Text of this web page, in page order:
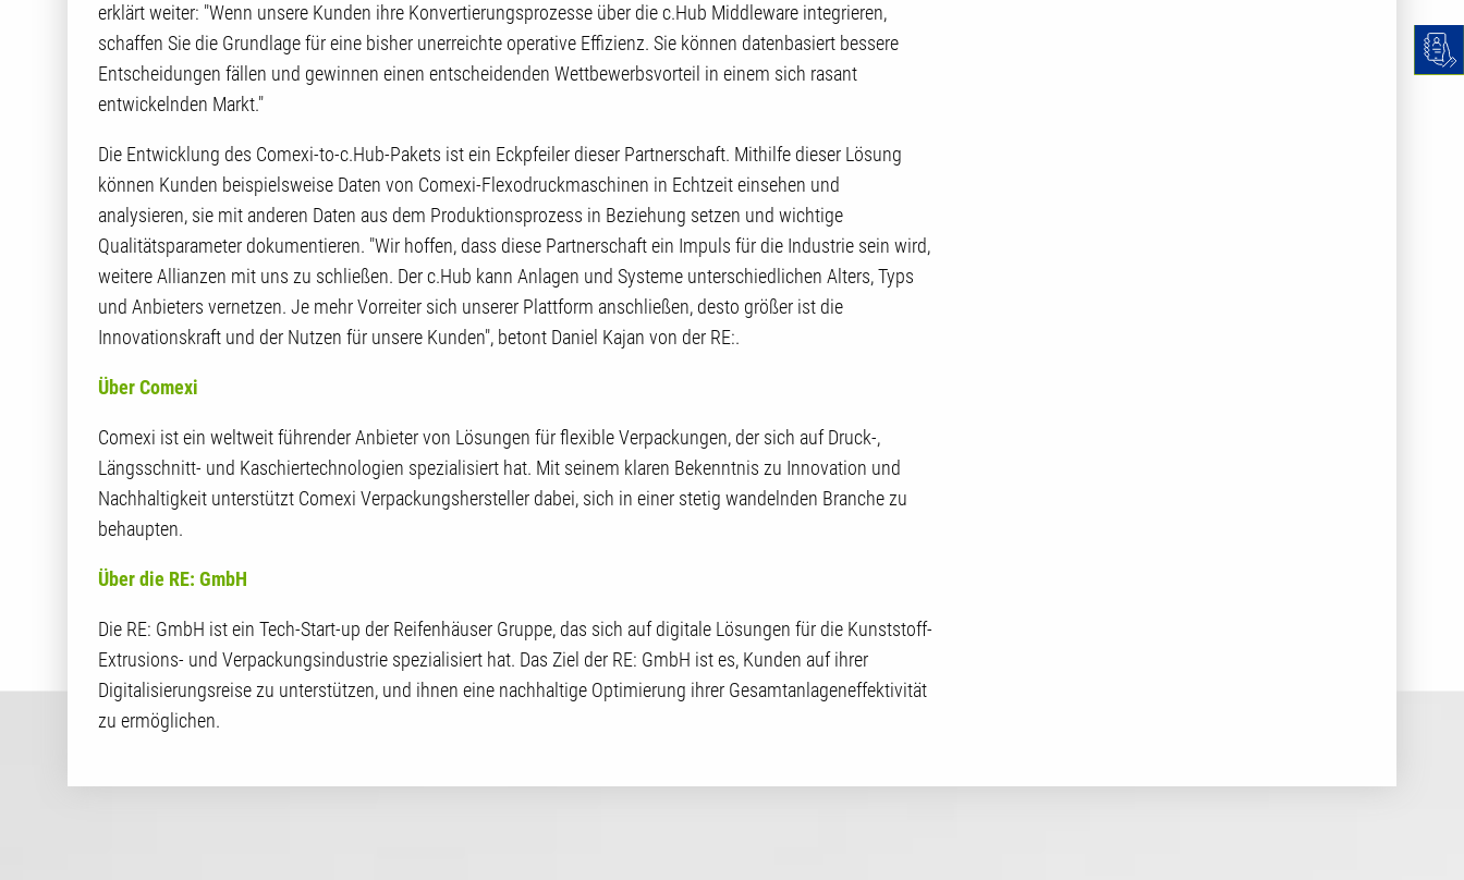
erklärt weiter: "Wenn unsere Kunden ihre Konvertierungsprozesse über die c.Hub Middleware integrieren,
schaffen Sie die Grundlage für eine bisher unerreichte operative Effizienz. Sie können datenbasiert bessere
Entscheidungen fällen und gewinnen einen entscheidenden Wettbewerbsvorteil in einem sich rasant
entwickelnden Markt."
Die Entwicklung des Comexi-to-c.Hub-Pakets ist ein Eckpfeiler dieser Partnerschaft. Mithilfe dieser Lösung
können Kunden beispielsweise Daten von Comexi-Flexodruckmaschinen in Echtzeit einsehen und
analysieren, sie mit anderen Daten aus dem Produktionsprozess in Beziehung setzen und wichtige
Qualitätsparameter dokumentieren. "Wir hoffen, dass diese Partnerschaft ein Impuls für die Industrie sein wird,
weitere Allianzen mit uns zu schließen. Der c.Hub kann Anlagen und Systeme unterschiedlichen Alters, Typs
und Anbieters vernetzen. Je mehr Vorreiter sich unserer Plattform anschließen, desto größer ist die
Innovationskraft und der Nutzen für unsere Kunden", betont Daniel Kajan von der RE:.
Über Comexi
Comexi ist ein weltweit führender Anbieter von Lösungen für flexible Verpackungen, der sich auf Druck-,
Längsschnitt- und Kaschiertechnologien spezialisiert hat. Mit seinem klaren Bekenntnis zu Innovation und
Nachhaltigkeit unterstützt Comexi Verpackungshersteller dabei, sich in einer stetig wandelnden Branche zu
behaupten.
Über die RE: GmbH
Die RE: GmbH ist ein Tech-Start-up der Reifenhäuser Gruppe, das sich auf digitale Lösungen für die Kunststoff-
Extrusions- und Verpackungsindustrie spezialisiert hat. Das Ziel der RE: GmbH ist es, Kunden auf ihrer
Digitalisierungsreise zu unterstützen, und ihnen eine nachhaltige Optimierung ihrer Gesamtanlageneffektivität
zu ermöglichen.